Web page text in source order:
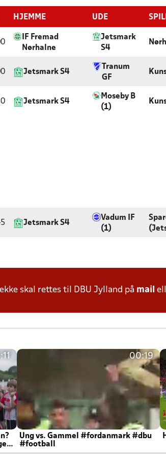
HJEMME UDE
IF Fremad
Nørhalne
Jetsmark
S4
Jetsmark S4
Tranum
GF
Jetsmark S4
Moseby B
(1)
Jetsmark S4
Vadum IF
(1)
skal rettes til DBU Jylland på mail
00:19
Ung vs. Gammel #fordanmark #dbu
#football